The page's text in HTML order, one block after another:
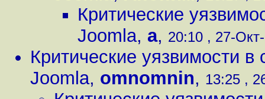
Критические
Joomla, a, 20:10 , 27-
Критические уязвимости
Joomla, omnomnin, 13:25 ,